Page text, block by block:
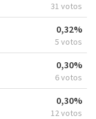
31 votos
0,32%
5 votos
0,30%
6 votos
0,30%
12 votos